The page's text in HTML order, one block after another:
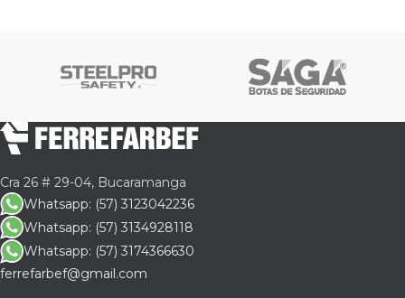
Cra 26 # 29-04, Bucaramanga
Whatsapp: (57) 3123042236
Whatsapp: (57) 3134928118
Whatsapp: (57) 3174366630
ferrefarbef@gmail.com